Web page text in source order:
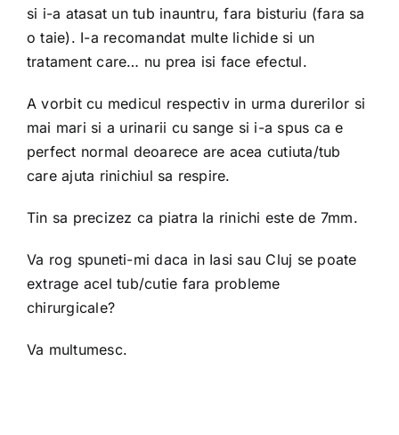
si i-a atasat un tub inauntru, fara bisturiu (fara sa
o taie). I-a recomandat multe lichide si un
tratament care… nu prea isi face efectul.
A vorbit cu medicul respectiv in urma durerilor si
mai mari si a urinarii cu sange si i-a spus ca e
perfect normal deoarece are acea cutiuta/tub
care ajuta rinichiul sa respire.
Tin sa precizez ca piatra la rinichi este de 7mm.
Va rog spuneti-mi daca in Iasi sau Cluj se poate
extrage acel tub/cutie fara probleme
chirurgicale?
Va multumesc.